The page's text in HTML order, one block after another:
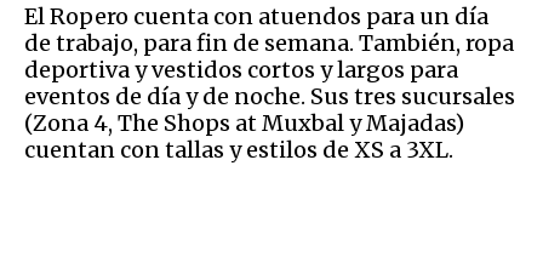
El Ropero cuenta con atuendos para un día
de trabajo, para fin de semana. También, ropa
deportiva y vestidos cortos y largos para
eventos de día y de noche. Sus tres sucursales
(Zona 4, The Shops at Muxbal y Majadas)
cuentan con tallas y estilos de XS a 3XL.